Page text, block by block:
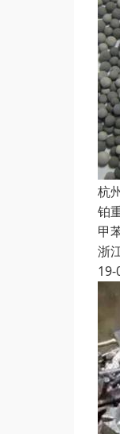
杭
铂
甲
浙
19-